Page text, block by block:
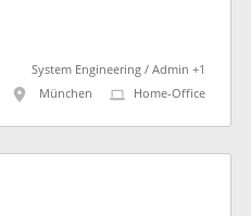
System Engineering / Admin +1
München
Home-Office